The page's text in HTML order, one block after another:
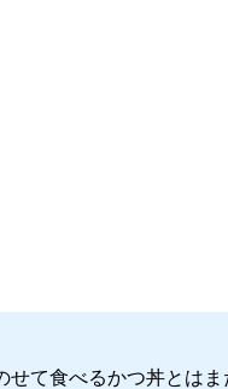
せて食べるかつ丼とはま